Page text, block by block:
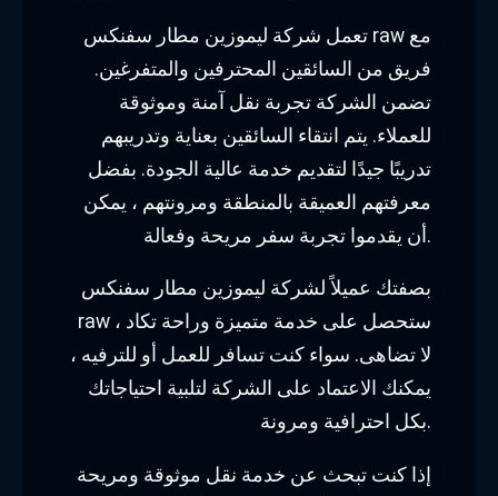
تعمل شركة ليموزين مطار سفنكس raw مع
فريق من السائقين المحترفين والمتفرغين.
تضمن الشركة تجربة نقل آمنة وموثوقة
للعملاء. يتم انتقاء السائقين بعناية وتدريبهم
تدريبًا جيدًا لتقديم خدمة عالية الجودة. بفضل
معرفتهم العميقة بالمنطقة ومرونتهم ، يمكن
أن يقدموا تجربة سفر مريحة وفعالة.
بصفتك عميلاً لشركة ليموزين مطار سفنكس
raw ، ستحصل على خدمة متميزة وراحة تكاد
لا تضاهى. سواء كنت تسافر للعمل أو للترفيه ،
يمكنك الاعتماد على الشركة لتلبية احتياجاتك
بكل احترافية ومرونة.
إذا كنت تبحث عن خدمة نقل موثوقة ومريحة